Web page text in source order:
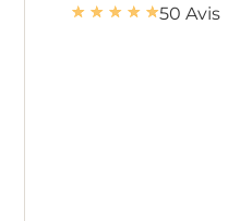
★ ★ ★ ★ ★50 Avis